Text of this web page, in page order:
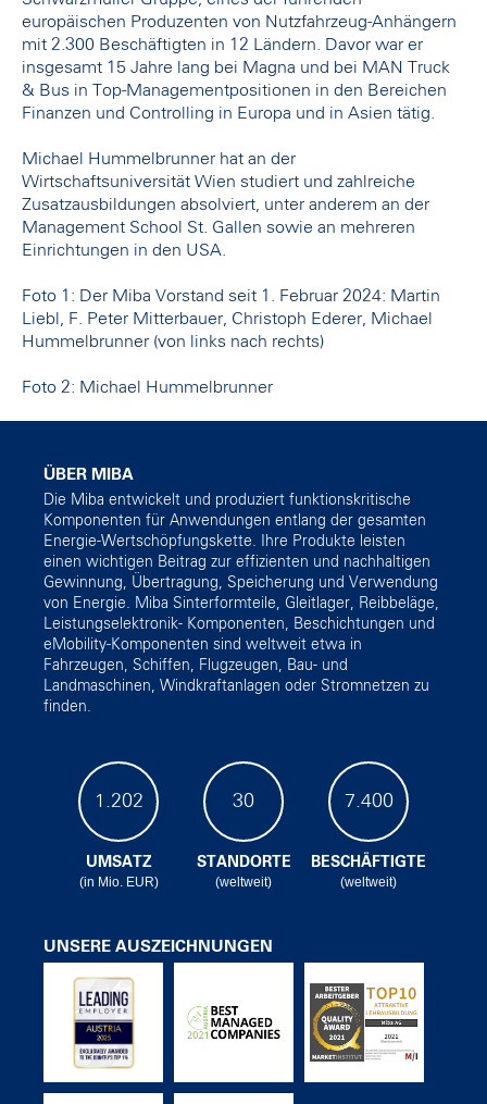
europäischen Produzenten von Nutzfahrzeug-Anhängern
mit 2.300 Beschäftigten in 12 Ländern. Davor war er
insgesamt 15 Jahre lang bei Magna und bei MAN Truck
& Bus in Top-Managementpositionen in den Bereichen
Finanzen und Controlling in Europa und in Asien tätig.
Michael Hummelbrunner hat an der
Wirtschaftsuniversität Wien studiert und zahlreiche
Zusatzausbildungen absolviert, unter anderem an der
Management School St. Gallen sowie an mehreren
Einrichtungen in den USA.
Foto 1: Der Miba Vorstand seit 1. Februar 2024: Martin
Liebl, F. Peter Mitterbauer, Christoph Ederer, Michael
Hummelbrunner (von links nach rechts)
Foto 2: Michael Hummelbrunner
ÜBER MIBA
Die Miba entwickelt und produziert funktionskritische
Komponenten für Anwendungen entlang der gesamten
Energie-Wertschöpfungskette. Ihre Produkte leisten
einen wichtigen Beitrag zur effizienten und nachhaltigen
Gewinnung, Übertragung, Speicherung und Verwendung
von Energie. Miba Sinterformteile, Gleitlager, Reibbeläge,
Leistungselektronik- Komponenten, Beschichtungen und
eMobility-Komponenten sind weltweit etwa in
Fahrzeugen, Schiffen, Flugzeugen, Bau- und
Landmaschinen, Windkraftanlagen oder Stromnetzen zu
finden.
1.202
UMSATZ
(in Mio. EUR)
30
STANDORTE
(weltweit)
7.400
BESCHÄFTIGTE
(weltweit)
UNSERE AUSZEICHNUNGEN